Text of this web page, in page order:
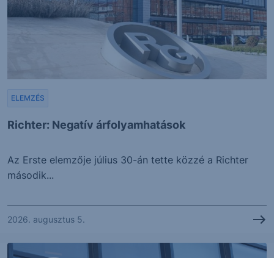
Richter: Negatív árfolyamhatások
ELEMZÉS
Az Erste elemzője július 30-án tette közzé a Richter
második...
2026. augusztus 5.